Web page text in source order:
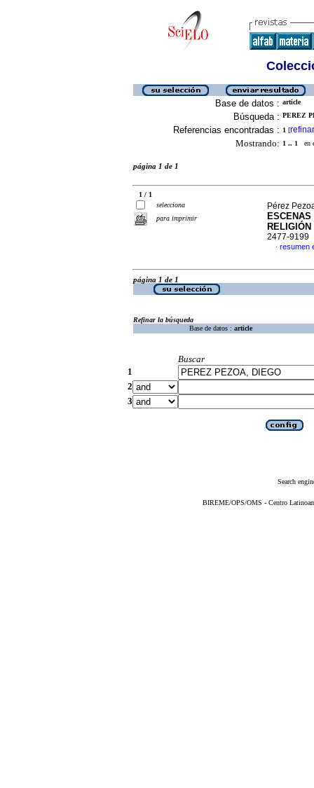
Base de datos : article
Búsqueda : PEREZ
Referencias encontradas : 1 [refinar
Mostrando: 1 .. 1 en
página 1 de 1
1 / 1
selecciona
para imprimir
Pérez
2477-9199
· resumen
página 1 de 1
Refinar la búsqueda
Base de datos : article
Buscar
1
2
3
Search
BIREME/OPS/OMS - Centro